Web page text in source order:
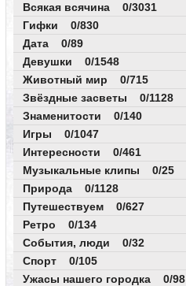
Всякая всячина 0/3031
Гифки 0/830
Дата 0/89
Девушки 0/1548
Животный мир 0/715
Звёздные засветы 0/1128
Знаменитости 0/140
Игры 0/1047
Интересности 0/461
Музыкальные клипы 0/25
Природа 0/1128
Путешествуем 0/627
Ретро 0/134
События, люди 0/32
Спорт 0/105
Ужасы нашего городка 0/98